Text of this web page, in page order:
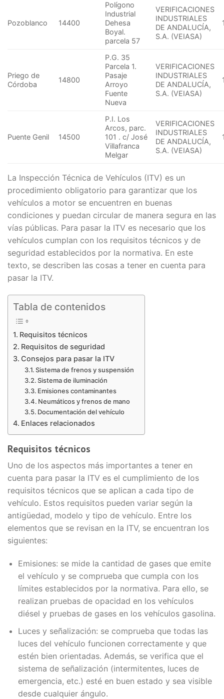
Pozoblanco 14400
Polígono
Industrial
Dehesa
Boyal.
parcela 57
VERIFICACIONES
INDUSTRIALES
DE ANDALUCÍA,
S.A. (VEIASA)
Priego de
Córdoba
14800
P.G. 35
Parcela 1.
Pasaje
Arroyo
Fuente
Nueva
VERIFICACIONES
INDUSTRIALES
DE ANDALUCÍA,
S.A. (VEIASA)
Puente Genil 14500
P.I. Los
Arcos, parc.
101 . c/ José
Villafranca
Melgar
VERIFICACIONES
INDUSTRIALES
DE ANDALUCÍA,
S.A. (VEIASA)
La Inspección Técnica de Vehículos (ITV) es un
procedimiento obligatorio para garantizar que los
vehículos a motor se encuentren en buenas
condiciones y puedan circular de manera segura en las
vías públicas. Para pasar la ITV es necesario que los
vehículos cumplan con los requisitos técnicos y de
seguridad establecidos por la normativa. En este
texto, se describen las cosas a tener en cuenta para
pasar la ITV.
Tabla de contenidos
Requisitos técnicos
Requisitos de seguridad
Consejos para pasar la ITV
Sistema de frenos y suspensión
Sistema de iluminación
Emisiones contaminantes
Neumáticos y frenos de mano
Documentación del vehículo
Enlaces relacionados
Requisitos técnicos
Uno de los aspectos más importantes a tener en
cuenta para pasar la ITV es el cumplimiento de los
requisitos técnicos que se aplican a cada tipo de
vehículo. Estos requisitos pueden variar según la
antigüedad, modelo y tipo de vehículo. Entre los
elementos que se revisan en la ITV, se encuentran los
siguientes:
Emisiones: se mide la cantidad de gases que emite
el vehículo y se comprueba que cumpla con los
límites establecidos por la normativa. Para ello, se
realizan pruebas de opacidad en los vehículos
diésel y pruebas de gases en los vehículos gasolina.
Luces y señalización: se comprueba que todas las
luces del vehículo funcionen correctamente y que
estén bien orientadas. Además, se verifica que el
sistema de señalización (intermitentes, luces de
emergencia, etc.) esté en buen estado y sea visible
desde cualquier ángulo.